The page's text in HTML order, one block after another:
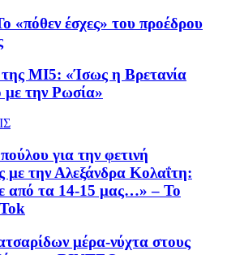
«πόθεν έσχες» του προέδρου
MI5: «Ίσως η Βρετανία
με την Ρωσία»
για την φετινή
με την Αλεξάνδρα Κολαΐτη:
από τα 14-15 μας…» – Το
μέρα-νύχτα στους